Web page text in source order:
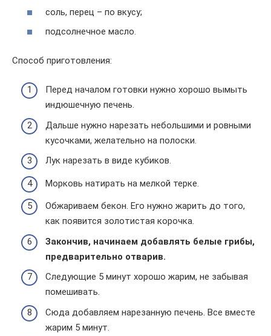
соль, перец – по вкусу;
подсолнечное масло.
Способ приготовления:
Перед началом готовки нужно хорошо вымыть
индюшечную печень.
Дальше нужно нарезать небольшими и ровными
кусочками, желательно на полоски.
Лук нарезать в виде кубиков.
Морковь натирать на мелкой терке.
Обжариваем бекон. Его нужно жарить до того,
как появится золотистая корочка.
Закончив, начинаем добавлять белые грибы,
предварительно отварив.
Следующие 5 минут хорошо жарим, не забывая
помешивать.
Сюда добавляем нарезанную печень. Все вместе
жарим 5 минут.